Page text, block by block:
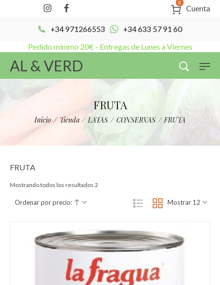
0
Cuenta
+34 971266553 +34 633 57 91 60
Pedido mínimo 20€ - Entregas de Lunes a Viernes
AL & VERD
FRUTA
Inicio / Tienda / LATAS / CONSERVAS / FRUTA
FRUTA
Mostrando todos los resultados 2
Mostrar 12
Ordenar por precio: